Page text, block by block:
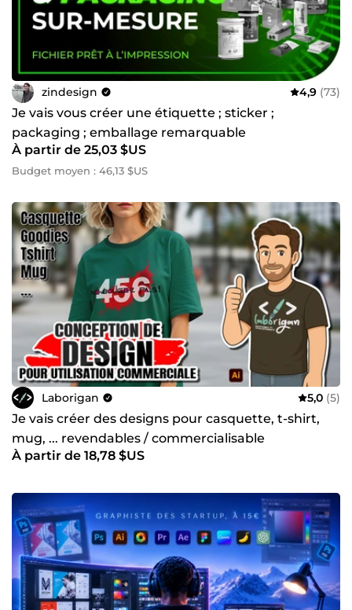
zindesign 4,9 (73)
Je vais vous créer une étiquette ; sticker ;
packaging ; emballage remarquable
À partir de 25,03 $US
Budget moyen : 46,13 $US
Laborigan 5,0 (5)
Je vais créer des designs pour casquette, t-shirt,
mug, ... revendables / commercialisable
À partir de 18,78 $US